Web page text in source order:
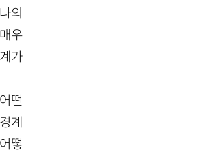
의
우
가
떤
계
떻